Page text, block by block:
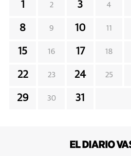
1 2 3 4
8 9 10 11
15 16 17 18
22 23 24 25
29 30 31